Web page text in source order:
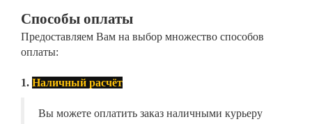
Способы оплаты
Предоставляем Вам на выбор множество способов
оплаты:
1. Наличный расчёт
Вы можете оплатить заказ наличными курьеру